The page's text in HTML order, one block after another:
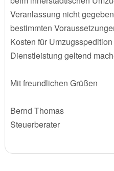
Veranlassung nicht
bestimmten
Kosten für
Dienstleistung geltend
Mit freundlichen Grüßen
Bernd Thomas
Steuerberater